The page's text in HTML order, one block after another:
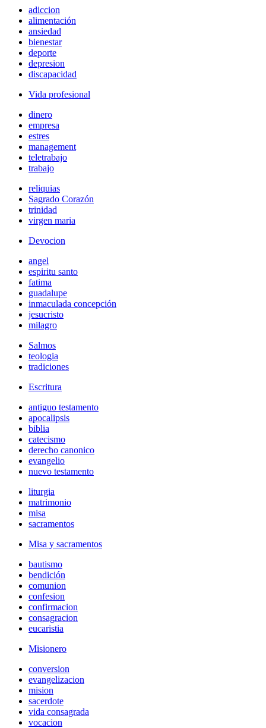
adiccion
alimentación
ansiedad
bienestar
deporte
depresion
discapacidad
Vida profesional
dinero
empresa
estres
management
teletrabajo
trabajo
reliquias
Sagrado Corazón
trinidad
virgen maria
Devocion
angel
espiritu santo
fatima
guadalupe
inmaculada concepción
jesucristo
milagro
Salmos
teologia
tradiciones
Escritura
antiguo testamento
apocalipsis
biblia
catecismo
derecho canonico
evangelio
nuevo testamento
liturgia
matrimonio
misa
sacramentos
Misa y sacramentos
bautismo
bendición
comunion
confesion
confirmacion
consagracion
eucaristia
Misionero
conversion
evangelizacion
mision
sacerdote
vida consagrada
vocacion